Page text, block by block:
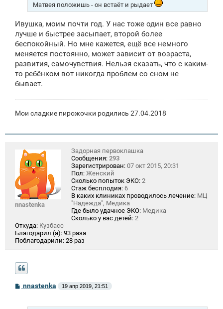
Матвея положишь - он встаёт и рыдает
Ивушка, моим почти год. У нас тоже один все равно
лучше и быстрее засыпает, второй более
беспокойный. Но мне кажется, ещё все немного
меняется постоянно, может зависит от возраста,
развития, самочувствия. Нельзя сказать, что с каким-
то ребёнком вот никогда проблем со сном не
бывает.
Мои сладкие пирожочки родились 27.04.2018
nnastenka
Задорная первоклашка
Сообщения: 293
Зарегистрирован: 07 окт 2015, 20:31
Пол: Женский
Сколько попыток ЭКО: 2
Стаж бесплодия: 6
В каких клиниках проводилось лечение: МЦ
"Надежда", Медика
Где было удачное ЭКО: Медика
Сколько у вас детей: 2
Откуда: Кузбасс
Благодарил (а): 93 раза
Поблагодарили: 28 раз
Сnnastenka 19 апр 2019, 21:51